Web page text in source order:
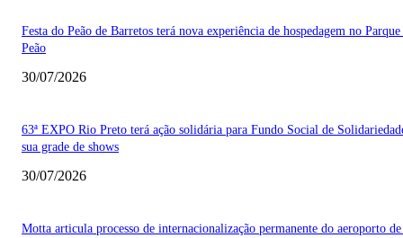
Festa do Peão de Barretos terá nova experiência de hospedagem no
Peão
30/07/2026
63ª EXPO Rio Preto terá ação solidária para Fundo Social de
sua grade de shows
30/07/2026
Motta articula processo de internacionalização permanente do aeroporto